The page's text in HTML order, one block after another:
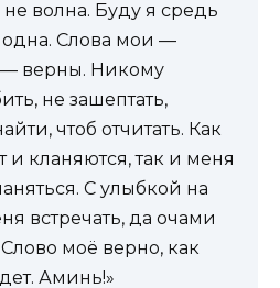
волна. Буду я средь
одна. Слова мои —
верны. Никому
не зашептать,
чтоб отчитать. Как
и кланяются, так и меня
С улыбкой на
встречать, да очами
моё верно, как
Аминь!»